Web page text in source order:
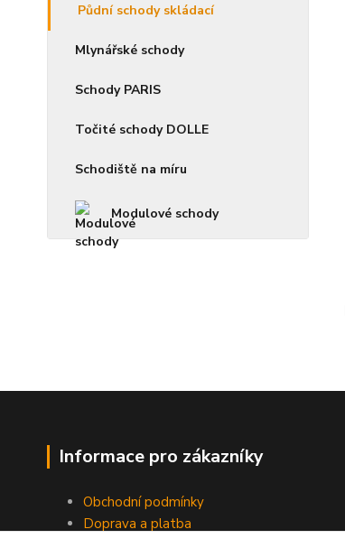
Půdní schody skládací
Mlynářské schody
Schody PARIS
Točité schody DOLLE
Schodiště na míru
Modulové schody
Informace pro zákazníky
Obchodní podmínky
Doprava a platba